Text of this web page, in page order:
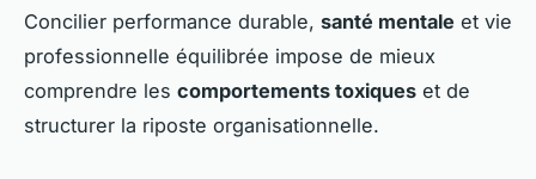
Concilier performance durable, santé mentale et vie
professionnelle équilibrée impose de mieux
comprendre les comportements toxiques et de
structurer la riposte organisationnelle.